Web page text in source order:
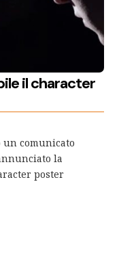
il character
un comunicato
la
poster